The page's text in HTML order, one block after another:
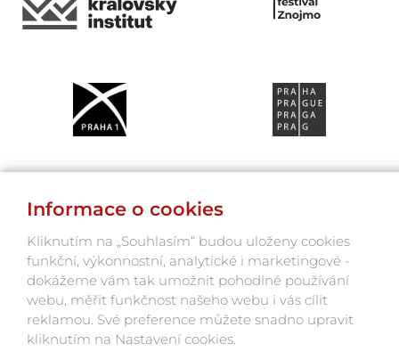
Informace o cookies
Kliknutím na „Souhlasím“ budou uloženy cookies
funkční, výkonnostní, analytické i marketingové -
dokážeme vám tak umožnit pohodlné používání
webu, měřit funkčnost našeho webu i vás cílit
reklamou. Své preference můžete snadno upravit
kliknutím na Nastavení cookies.